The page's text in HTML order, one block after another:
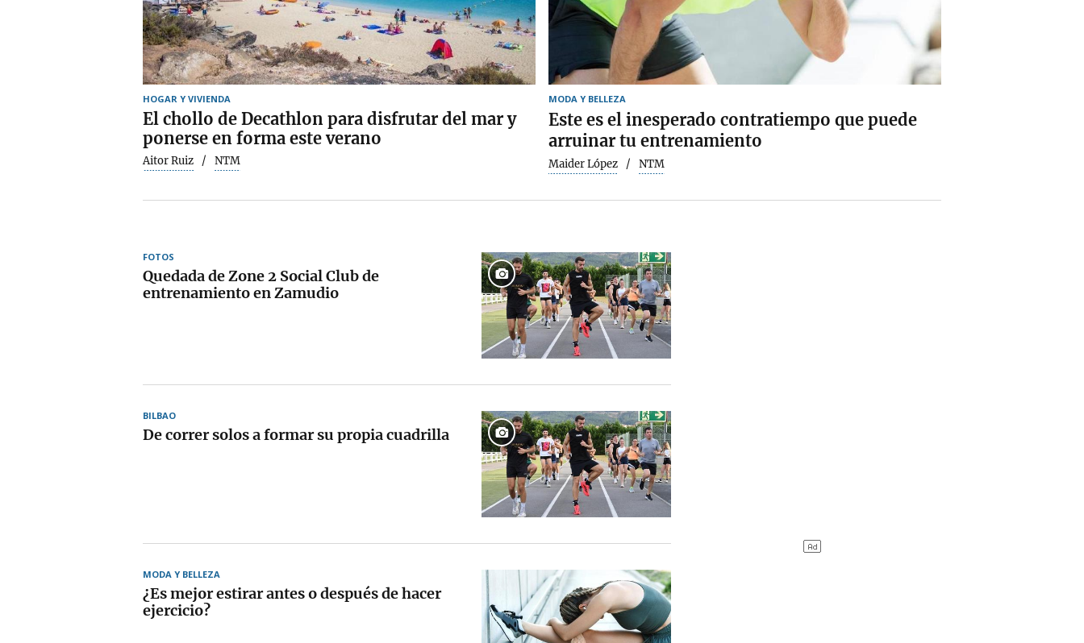
HOGAR Y VIVIENDA
El chollo de Decathlon para disfrutar del mar y
ponerse en forma este verano
Aitor Ruiz NTM
MODA Y BELLEZA
Este es el inesperado contratiempo que puede
arruinar tu entrenamiento
Maider López NTM
FOTOS
Quedada de Zone 2 Social Club de
entrenamiento en Zamudio
BILBAO
De correr solos a formar su propia cuadrilla
MODA Y BELLEZA
¿Es mejor estirar antes o después de hacer
ejercicio?